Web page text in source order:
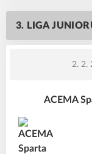
3. LIGA
2. 2.
ACEMA